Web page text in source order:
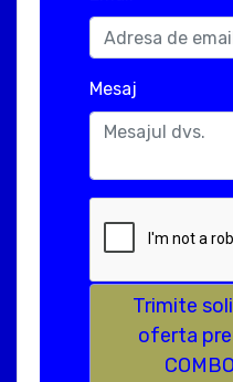
Mesaj
Trimite
oferta